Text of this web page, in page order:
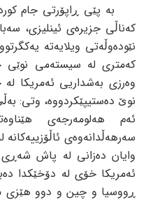
بە پێی ڕاپۆرتی جام
کەناڵی جزیرەی ئینلیزی،
نێودەوڵەتی ویلایەتە
کەمتری لە سیستەمی نوێی
وەرزی بەشداریی ئەمریکا
نوێ دەستیپێکردووە، وتی:
ئەم هەلومەرجەی
سەرهەڵدانەوەی
وایان دەزانی لە پاش شەڕی
ئەمریکا خۆی لە دۆخێکدا
ڕووسیا و چین و دوو هێزی